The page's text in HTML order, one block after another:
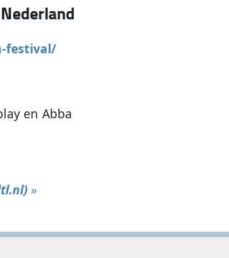
Nederland
festival/
en Abba
»